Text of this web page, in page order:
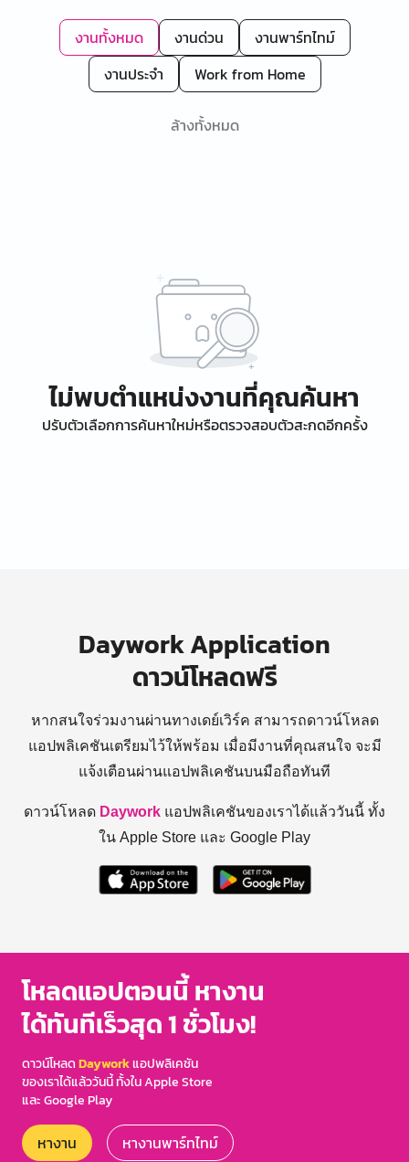
งานทั้งหมด งานด่วน
งานพาร์ทไทม์
งานประจำ
Work from Home
ล้างทั้งหมด
ไม่พบตำแหน่งงานที่คุณค้นหา
ปรับตัวเลือกการค้นหาใหม่หรือตรวจสอบตัวสะกดอีกครั้ง
Daywork Application
ดาวน์โหลดฟรี
หากสนใจร่วมงานผ่านทางเดย์เวิร์ค สามารถดาวน์โหลด
แอปพลิเคชันเตรียมไว้ให้พร้อม เมื่อมีงานที่คุณสนใจ จะมี
แจ้งเตือนผ่านแอปพลิเคชันบนมือถือทันที
ดาวน์โหลด Daywork แอปพลิเคชันของเราได้แล้ววันนี้ ทั้ง
ใน Apple Store และ Google Play
โหลดแอปตอนนี้ หางาน
ได้ทันทีเร็วสุด 1 ชั่วโมง!
ดาวน์โหลดDayworkแอปพลิเคชัน
ของเราได้แล้ววันนี้ ทั้งใน Apple Store
และ Google Play
หางาน หางานพาร์ทไทม์